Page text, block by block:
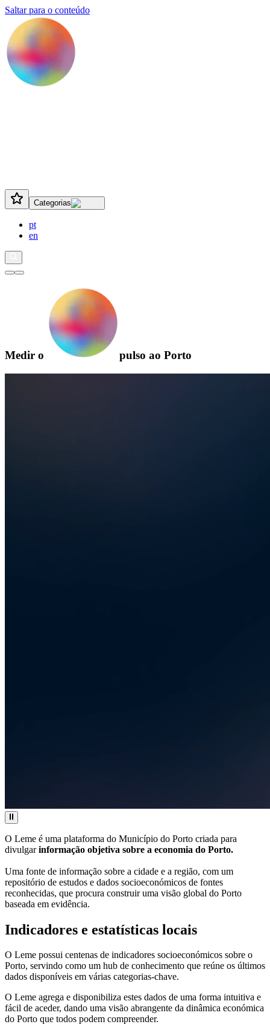
Saltar para o conteúdo
Categorias
pt
en
Medir o pulso ao Porto
O Leme é uma plataforma do Município do Porto criada para
divulgarinformação objetiva sobre a economia do Porto.
Uma fonte de informação sobre a cidade e a região, com um
repositório de estudos e dados socioeconómicos de fontes
reconhecidas, que procura construir uma visão global do Porto
baseada em evidência.
Indicadores e estatísticas locais
O Leme possui centenas de indicadores socioeconómicos sobre o
Porto, servindo como um hub de conhecimento que reúne os últimos
dados disponíveis em várias categorias-chave.
O Leme agrega e disponibiliza estes dados de uma forma intuitiva e
fácil de aceder, dando uma visão abrangente da dinâmica económica
do Porto que todos podem compreender.